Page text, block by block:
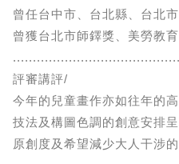
曾任台中市、台北縣、台北
曾獲台北市師鐸獎、美勞教
評審講評/
今年的兒童畫作亦如往年的
技法及構圖色調的創意安排
原創度及希望減少大人干涉的